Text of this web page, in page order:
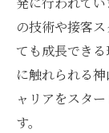
の技術や接客
ても成長でき
に触れられる
ャリアをスタ
す。